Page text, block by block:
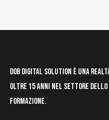
DOB Digital Solution è una
oltre 15 anni nel settore
formazione.